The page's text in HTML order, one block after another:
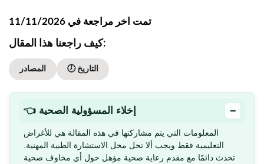
تمت اخر مراجعة في 11/11/2026
كيف راجعنا هذا المقال:
المصادر 🕖 التاريخ
👈 إخلاء المسؤولية الصحية −
المعلومات التي يتم مشاركتها في هذه المقالة هي للأغراض
التعليمية فقط ويجب ألا تحل محل الاستشارة الطبية المهنية.
تحدث دائمًا مع مقدم رعاية صحية مؤهل حول أي مخاوف صحية